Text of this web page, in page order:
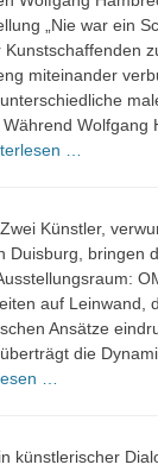
„Nie war ein
Kunstschaffenden
miteinander
Wolfgang
…
Künstler,
Duisburg, bringen
auf Leinwand,
Ansätze
die
…
künstlerischer